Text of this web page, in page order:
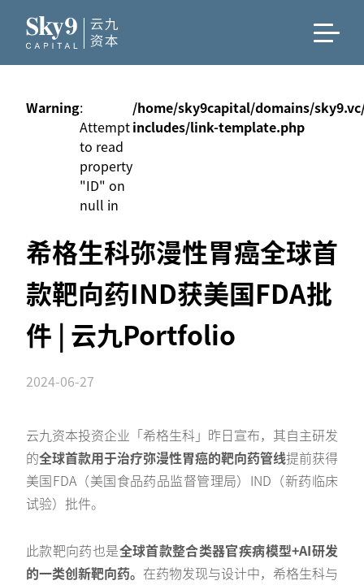
Warning:
Attempt
to read
property
"ID" on
null in
/home/sky9capital/domains/
includes/link-template.php
希格生科弥漫性胃癌全球首
款靶向药IND获美国FDA批
件 | 云九Portfolio
2024-06-27
云九资本投资企业「希格生科」昨日宣布，其自主研发
的全球首款用于治疗弥漫性胃癌的靶向药管线提前获得
美国FDA（美国食品药品监督管理局）IND（新药临床
试验）批件。
此款靶向药也是全球首款整合类器官疾病模型+AI研发
的一类创新靶向药。 在药物发现与设计中，希格生科与